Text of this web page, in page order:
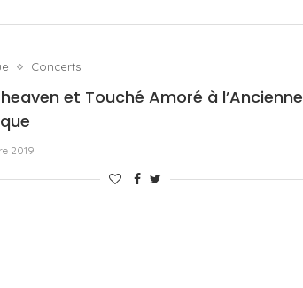
Concerts
et Touché Amoré à l’Ancienne
2019